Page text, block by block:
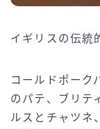
イギリスの伝統
コールドポーク
のパテ、ブリテ
ルスとチャツネ